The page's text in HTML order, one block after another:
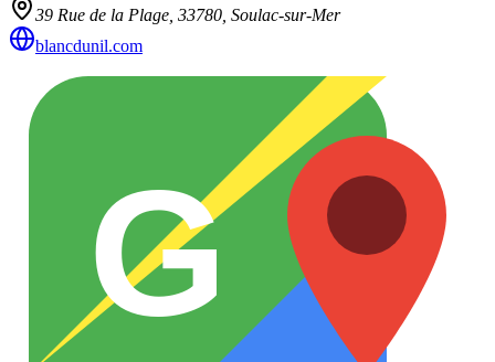
39 Rue de la Plage, 33780 Soulac-sur-Mer
blancdunil.com
G